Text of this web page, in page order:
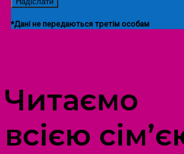
*Дані не передаються третім особам
Читаємо
всією